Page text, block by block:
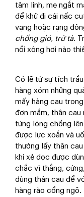
tâm linh, mẹ ngắt
để khử đi cái nấc
vạng hoặc rạng
chống gió, trừ tà.
nồi xông hơi nào
Có lẽ từ sự tích
hàng xóm những
mấy hàng cau
đơn mầm, thân cau
từng lóng chồng
được lực xoắn và
thường lấy thân
khi xẻ dọc được
chắc vì thẳng,
dùng thân cau để
hàng rào cổng